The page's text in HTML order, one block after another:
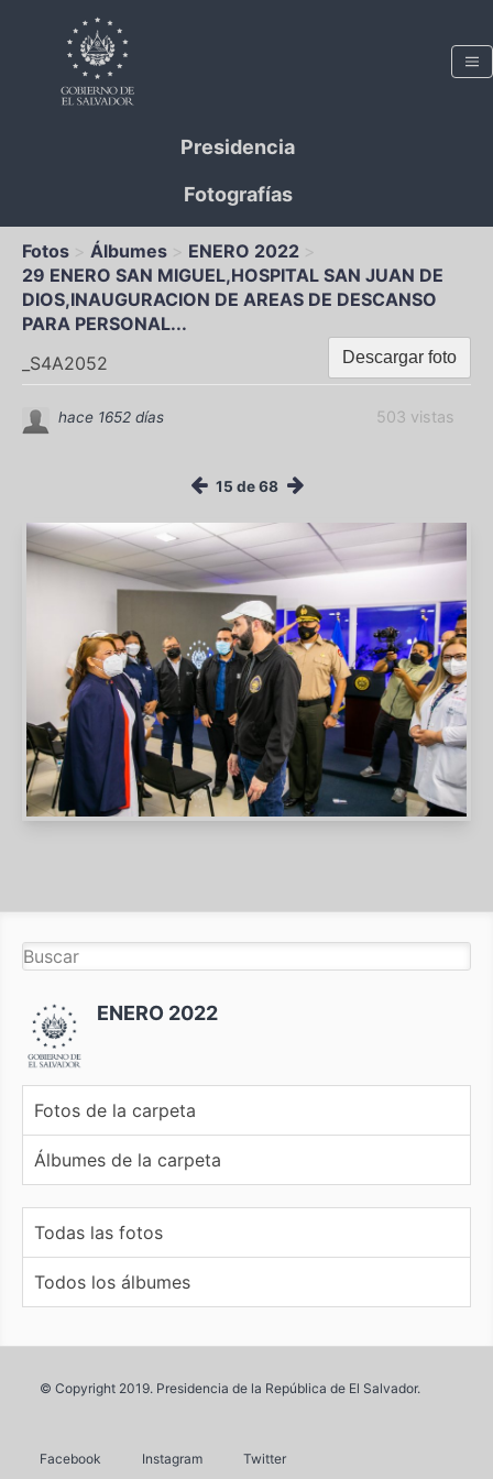
Presidencia
Fotografías
Fotos Álbumes
ENERO 2022
29 ENERO SAN MIGUEL,HOSPITAL SAN JUAN DE
DIOS,INAUGURACION DE AREAS DE DESCANSO
PARA PERSONAL...
Descargar foto
_S4A2052
503 vistas
hace 1652 días
15 de 68
ENERO 2022
Fotos de la carpeta
Álbumes de la carpeta
Todas las fotos
Todos los álbumes
© Copyright 2019. Presidencia de la República de El Salvador.
Facebook Instagram Twitter